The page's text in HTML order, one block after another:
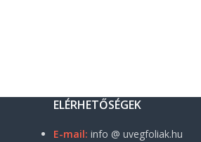
ELÉRHETŐSÉGEK
E-mail: info @ uvegfoliak.hu